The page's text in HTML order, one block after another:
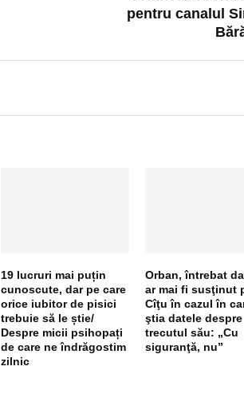
pentru canalul
19 lucruri mai puțin
cunoscute, dar pe care
orice iubitor de pisici
trebuie să le știe/
Despre micii psihopați
de care ne îndrăgostim
zilnic
Orban, întrebat
ar mai fi susţinut
Cîţu în cazul în
ştia datele despre
trecutul său: „Cu
siguranţă, nu”